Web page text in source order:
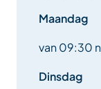
Maandag
van 09:30
Dinsdag